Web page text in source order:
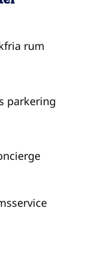
rum
parkering